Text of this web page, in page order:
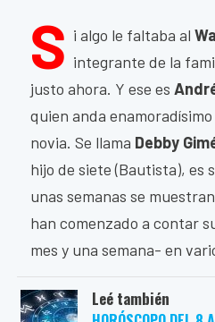
S i algo le faltaba al
integrante de la
justo ahora. Y ese es
quien anda
novia. Se llama Debby
hijo de siete (Bautista), es
unas semanas se
han comenzado a contar
mes y una semana- en
Leé también